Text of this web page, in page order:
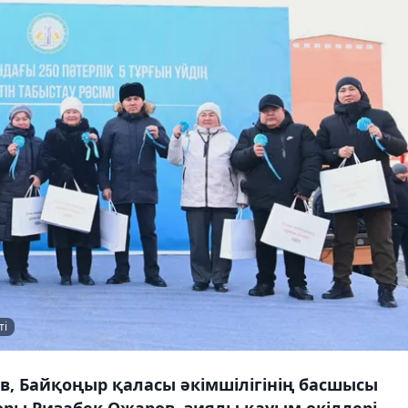
Байқоңыр қаласы әкімшілігінің басшысы